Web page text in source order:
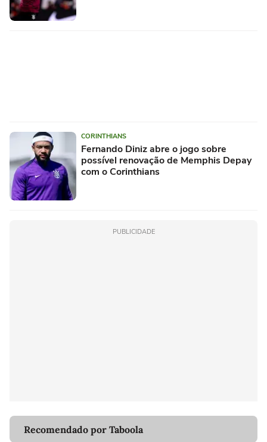
CORINTHIANS
Fernando Diniz abre o jogo sobre
possível renovação de Memphis Depay
com o Corinthians
PUBLICIDADE
Recomendado por Taboola